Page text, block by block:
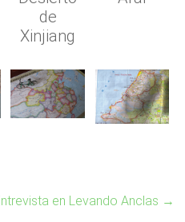
de
Xinjiang
en Levando Anclas →